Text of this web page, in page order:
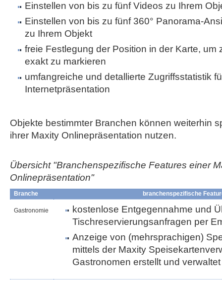
Einstellen von bis zu fünf Videos zu Ihrem
Einstellen von bis zu fünf 360° Panorama-
zu Ihrem Objekt
freie Festlegung der Position in der Karte, um
exakt zu markieren
umfangreiche und detallierte Zugriffsstatistik
Internetpräsentation
Objekte bestimmter Branchen können weiterhin
ihrer Maxity Onlinepräsentation nutzen.
Übersicht "Branchenspezifische Features einer
Onlinepräsentation"
Branche branchenspezifische
Gastronomie
kostenlose Entgegennahme und
Tischreservierungsanfragen per
Anzeige von (mehrsprachigen)
mittels der Maxity
Gastronomen erstellt und